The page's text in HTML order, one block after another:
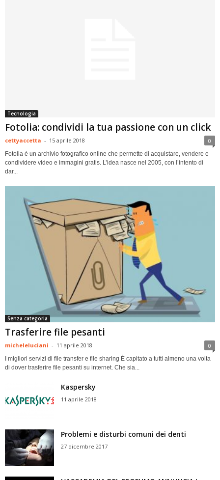
Tecnologia
Fotolia: condividi la tua passione con un click
cettyaccetta - 15 aprile 2018 0
Fotolia è un archivio fotografico online che permette di acquistare, vendere e
condividere video e immagini gratis. L’idea nasce nel 2005, con l’intento di
dar...
Senza categoria
Trasferire file pesanti
micheleluciani - 11 aprile 2018 0
I migliori servizi di file transfer e file sharing È capitato a tutti almeno una volta
di dover trasferire file pesanti su internet. Che sia...
Kaspersky
11 aprile 2018
Problemi e disturbi comuni dei denti
27 dicembre 2017